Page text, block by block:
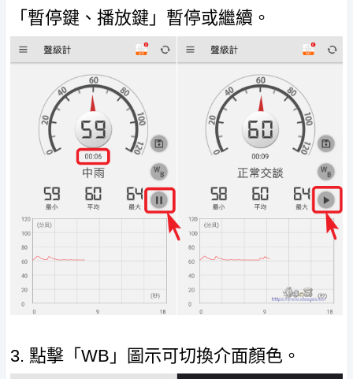
「暫停鍵、播放鍵」暫停或繼續。
3. 點擊「WB」圖示可切換介面顏色。